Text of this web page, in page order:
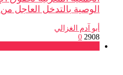
الوصية بالتدخل العاجل
أبو آدم الغزالي
2908
0